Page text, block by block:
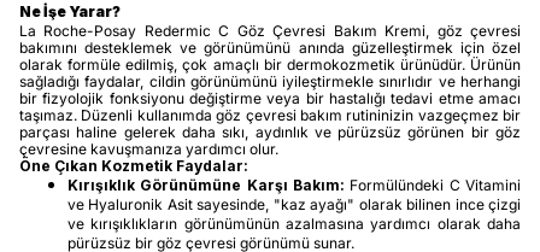
Ne İşe Yarar?
La Roche-Posay Redermic C Göz Çevresi Bakım Kremi, göz çevresi
bakımını desteklemek ve görünümünü anında güzelleştirmek için özel
olarak formüle edilmiş, çok amaçlı bir dermokozmetik ürünüdür. Ürünün
sağladığı faydalar, cildin görünümünü iyileştirmekle sınırlıdır ve herhangi
bir fizyolojik fonksiyonu değiştirme veya bir hastalığı tedavi etme amacı
taşımaz. Düzenli kullanımda göz çevresi bakım rutininizin vazgeçmez bir
parçası haline gelerek daha sıkı, aydınlık ve pürüzsüz görünen bir göz
çevresine kavuşmanıza yardımcı olur.
Öne Çıkan Kozmetik Faydalar:
Kırışıklık Görünümüne Karşı Bakım: Formülündeki C Vitamini
ve Hyaluronik Asit sayesinde, "kaz ayağı" olarak bilinen ince çizgi
ve kırışıklıkların görünümünün azalmasına yardımcı olarak daha
pürüzsüz bir göz çevresi görünümü sunar.